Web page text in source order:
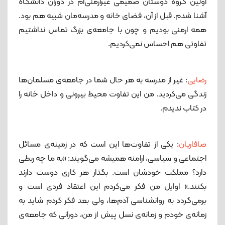
آشنا شدم. قبل از آن، فضای خانه و مدرسه‌مان شبیه هم بود.
همه ارمنی بودیم و چون با جامعه‌ی بزرگ تماس نداشتیم
تفاوتی هم احساس نمی‌کردیم.
رضایی: غیر از مدرسه به‌ هر حال شما در جامعه‌ی مسلمان‌ها
زندگی می‌کردید. من این تفاوت محیط بیرونی و داخل خانه را
در کتاب ندیدم.
صافاریان: یکی از تفاوت‌ها این است که در زمینه‌ی مسائل
اجتماعی و سیاسی، ارامنه همیشه می‌گویند: «به ما چه ربطی
دارد؟ مملکت خودشان است. بگذار هر کاری دوست دارند
بکنند.» اوایل من فکر می‌کردم این اعتقاد فردی است و
برمی‌گردد به روانشناسی آدم‌ها، ولی بعد فکر کردم شاید به
زمانه‌ی خودم و زمانه‌ی نسل پیش از من، دورانی که جامعه‌ی